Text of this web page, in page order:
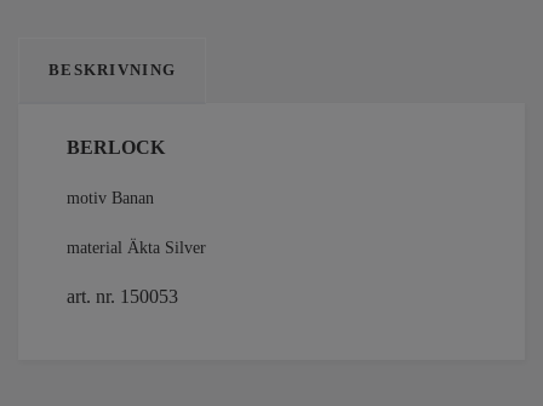
BESKRIVNING
BERLOCK
motiv Banan
material Äkta Silver
art. nr. 150053